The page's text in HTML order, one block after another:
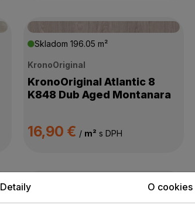
Skladom 196.05 m²
KronoOriginal
KronoOriginal Atlantic 8
K848 Dub Aged Montanara
16,90 € / m² s DPH
Detaily O cookies